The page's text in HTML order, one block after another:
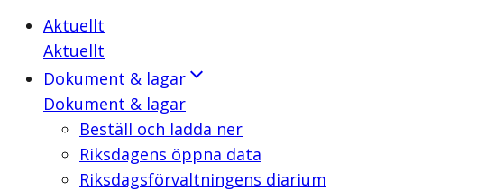
Aktuellt
Aktuellt
Dokument & lagar
Dokument & lagar
Beställ och ladda ner
Riksdagens öppna data
Riksdagsförvaltningens diarium